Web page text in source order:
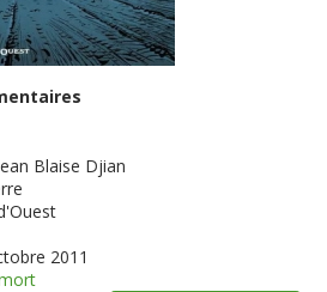
Blaise Djian
2011